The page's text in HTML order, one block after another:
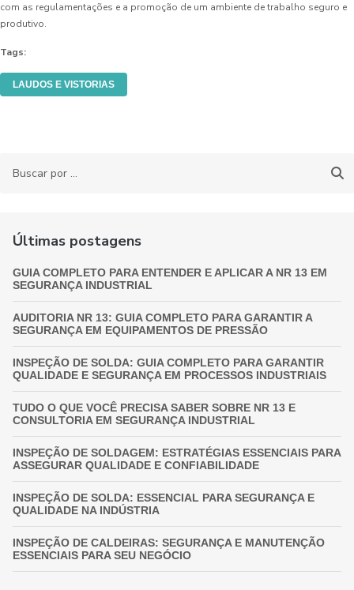
com as regulamentações e a promoção de um ambiente de trabalho seguro e
produtivo.
Tags:
LAUDOS E VISTORIAS
Últimas postagens
GUIA COMPLETO PARA ENTENDER E APLICAR A NR 13 EM
SEGURANÇA INDUSTRIAL
AUDITORIA NR 13: GUIA COMPLETO PARA GARANTIR A
SEGURANÇA EM EQUIPAMENTOS DE PRESSÃO
INSPEÇÃO DE SOLDA: GUIA COMPLETO PARA GARANTIR
QUALIDADE E SEGURANÇA EM PROCESSOS INDUSTRIAIS
TUDO O QUE VOCÊ PRECISA SABER SOBRE NR 13 E
CONSULTORIA EM SEGURANÇA INDUSTRIAL
INSPEÇÃO DE SOLDAGEM: ESTRATÉGIAS ESSENCIAIS PARA
ASSEGURAR QUALIDADE E CONFIABILIDADE
INSPEÇÃO DE SOLDA: ESSENCIAL PARA SEGURANÇA E
QUALIDADE NA INDÚSTRIA
INSPEÇÃO DE CALDEIRAS: SEGURANÇA E MANUTENÇÃO
ESSENCIAIS PARA SEU NEGÓCIO